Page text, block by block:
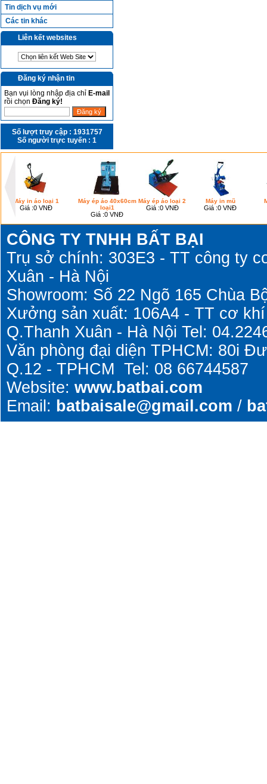
Tin dịch vụ mới
Các tin khác
Liên kết websites
Đăng ký nhận tin
Bạn vụi lòng nhập địa chỉ E-mail
rồi chọn Đăng ký!
Số lượt truy cập : 1931757
Số người trực tuyến : 1
Máy in áo loại 1
Giá :0 VNĐ
Máy ép áo 40x60cm
loại1
Giá :0 VNĐ
Máy ép áo loại 2
Giá :0 VNĐ
Máy in mũ
Giá :0 VNĐ
CÔNG TY TNHH BẤT BẠI
Trụ sở chính: 303E3 - TT công ty
Xuân - Hà Nội
Showroom: Số 22 Ngõ 165 Chùa
Xưởng sản xuất: 106A4 - TT cơ
Q.Thanh Xuân - Hà Nội Tel:
Văn phòng đại diện TPHCM: 80i
Q.12 - TPHCM Tel: 08 66744587
Website: www.batbai.com
Email: batbaisale@gmail.com /